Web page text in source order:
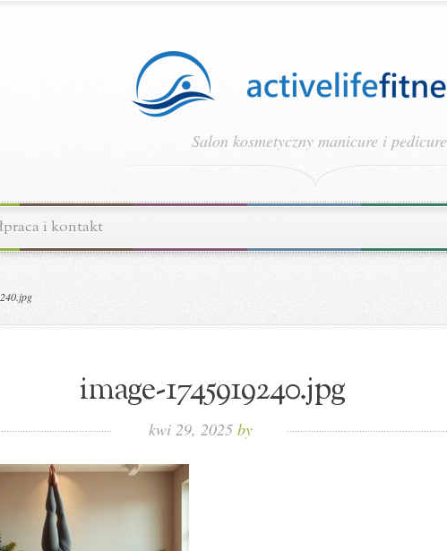
Salon kosmetyczny manicure i pedicure
i kontakt
image-1745919240.jpg
kwi 29, 2025 by